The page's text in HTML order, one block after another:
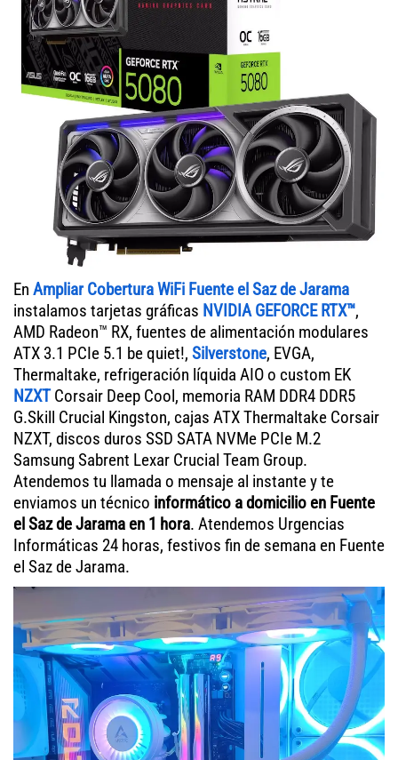
En Ampliar Cobertura WiFi Fuente el Saz de Jarama
instalamos tarjetas gráficas NVIDIA GEFORCE RTX™,
AMD Radeon™ RX, fuentes de alimentación modulares
ATX 3.1 PCIe 5.1 be quiet!, Silverstone, EVGA,
Thermaltake, refrigeración líquida AIO o custom EK
NZXTCorsair Deep Cool, memoria RAM DDR4 DDR5
G.Skill Crucial Kingston, cajas ATX Thermaltake Corsair
NZXT, discos duros SSD SATA NVMe PCIe M.2
Samsung Sabrent Lexar Crucial Team Group.
Atendemos tu llamada o mensaje al instante y te
enviamos un técnico informático a domicilio en Fuente
el Saz de Jarama en 1 hora. Atendemos Urgencias
Informáticas 24 horas, festivos fin de semana en Fuente
el Saz de Jarama.